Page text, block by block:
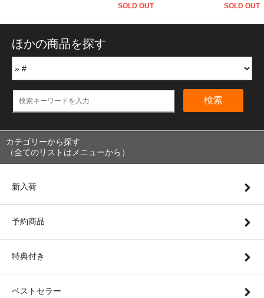
SOLD OUT
SOLD OUT
ほかの商品を探す
検索
カテゴリーから探す
（全てのリストはメニューから）
新入荷
予約商品
特典付き
ベストセラー